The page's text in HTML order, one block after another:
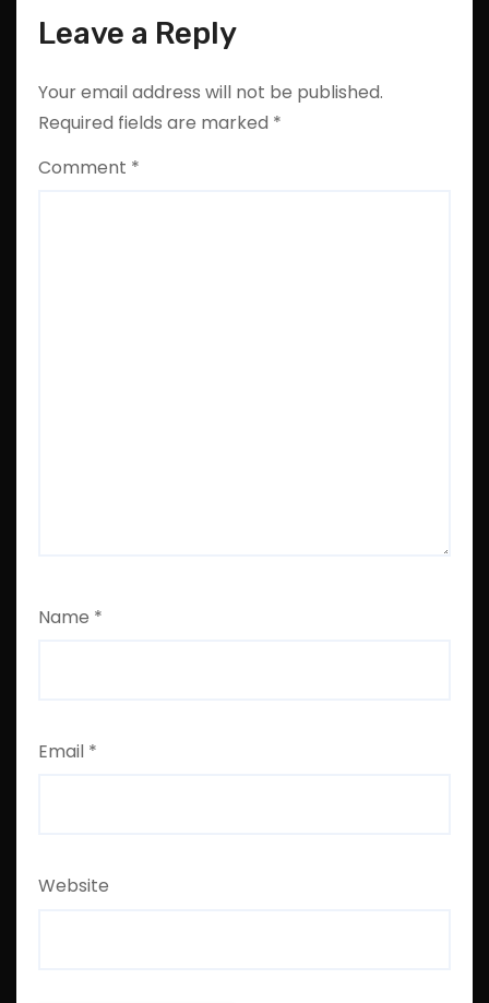
Leave a Reply
Your email address will not be published.
Required fields are marked *
Comment *
Name *
Email *
Website